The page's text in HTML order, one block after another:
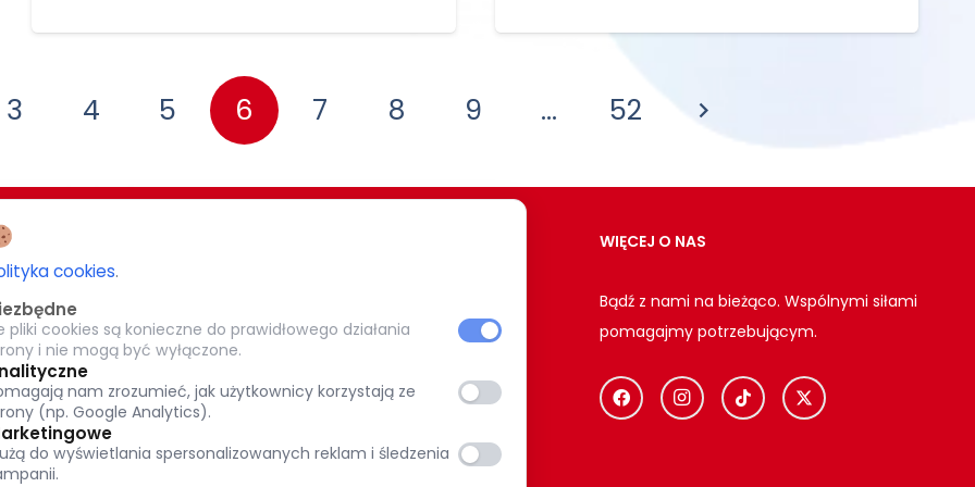
3 4 5 6 7 8 9 … 52
BIAŁOSTOCKIEJ
Białystok
KRS: 0000 269 579
(+48) 85 651 90 08
bialystok@caritas.pl
WIĘCEJ O NAS
Bądź z nami na bieżąco. Wspólnymi siłami
pomagajmy potrzebującym.
cookies.
pliki cookies są konieczne do prawidłowego działania
i nie mogą być wyłączone.
nam zrozumieć, jak użytkownicy korzystają ze
(np. Google Analytics).
do wyświetlania spersonalizowanych reklam i śledzenia